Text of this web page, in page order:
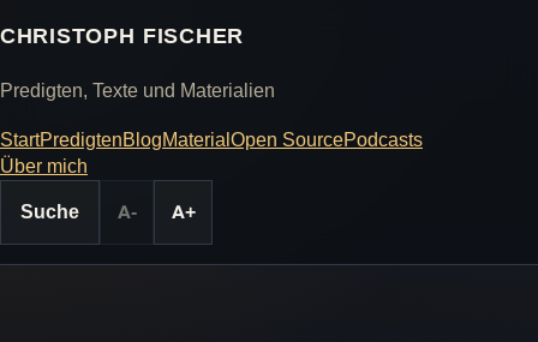
CHRISTOPH FISCHER
Predigten, Texte und Materialien
StartPredigtenBlogMaterialOpen SourcePodcasts
Über mich
Suche
A- A+